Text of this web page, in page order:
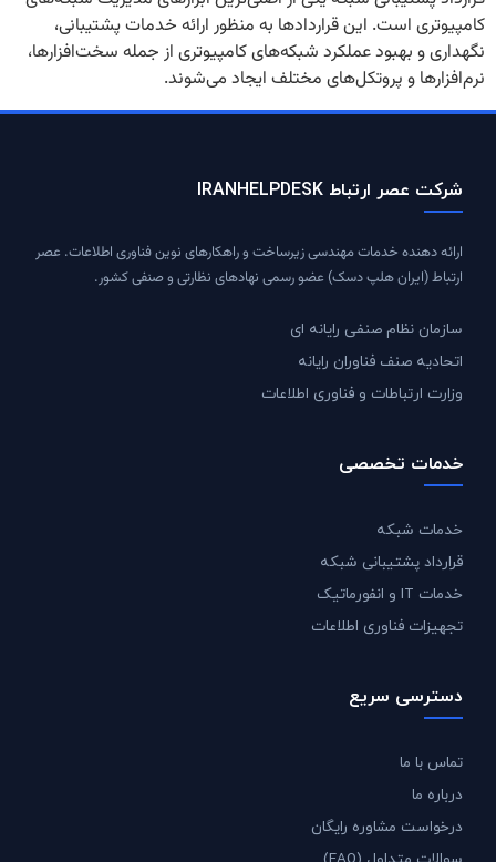
کامپیوتری است. این قراردادها به منظور ارائه خدمات پشتیبانی،
نگهداری و بهبود عملکرد شبکه‌های کامپیوتری از جمله سخت‌افزارها،
نرم‌افزارها و پروتکل‌های مختلف ایجاد می‌شوند.
شرکت عصر ارتباط IRANHELPDESK
ارائه دهنده خدمات مهندسی زیرساخت و راهکارهای نوین فناوری اطلاعات. عصر
ارتباط (ایران هلپ دسک) عضو رسمی نهادهای نظارتی و صنفی کشور.
سازمان نظام صنفی رایانه ای
اتحادیه صنف فناوران رایانه
وزارت ارتباطات و فناوری اطلاعات
خدمات تخصصی
خدمات شبکه
قرارداد پشتیبانی شبکه
خدمات IT و انفورماتیک
تجهیزات فناوری اطلاعات
دسترسی سریع
تماس با ما
درباره ما
درخواست مشاوره رایگان